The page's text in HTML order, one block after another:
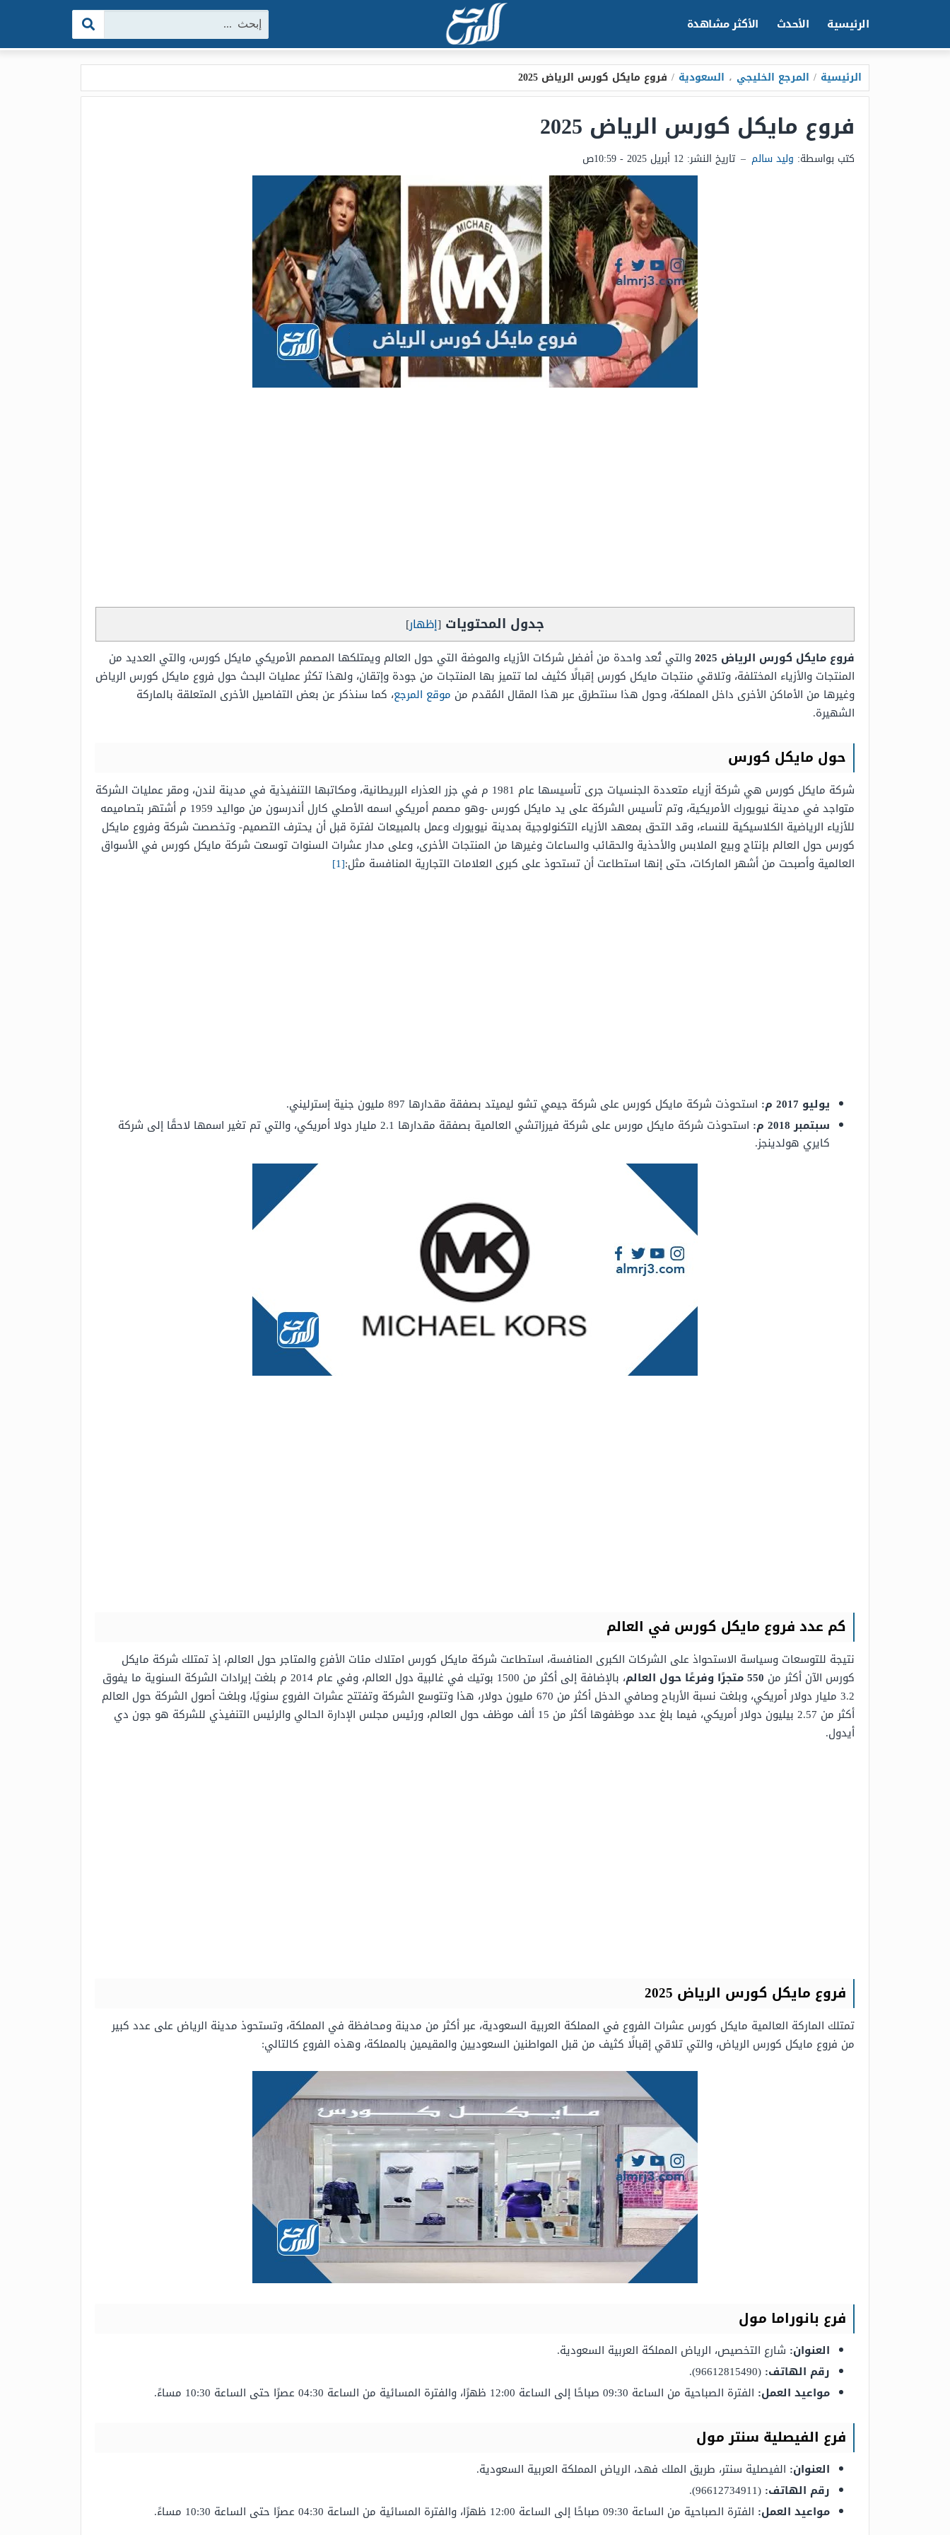
الرئيسية الأحدث الأكثر مشاهدة البحث:
الرئيسية / المرجع الخليجي ، السعودية / فروع مايكل كورس الرياض 2025
فروع مايكل كورس الرياض 2025
كتب بواسطة: وليد سالم – تاريخ النشر: 12 أبريل 2025 - 10:59ص
جدول المحتويات [إظهار]
فروع مايكل كورس الرياض 2025
والتي تُعد واحدة من أفضل شركات الأزياء والموضة التي حول العالم ويمتلكها المصمم الأمريكي مايكل كورس، والتي العديد من
المنتجات والأزياء المختلفة، وتلاقي منتجات مايكل كورس إقبالًا كثيف لما تتميز بها المنتجات من جودة وإتقان، ولهذا تكثر عمليات البحث حول فروع مايكل كورس الرياض
وغيرها من الأماكن الأخرى داخل المملكة، وحول هذا سنتطرق عبر هذا المقال المُقدم من موقع المرجع، كما سنذكر عن بعض التفاصيل الأخرى المتعلقة بالماركة
الشهيرة.
حول مايكل كورس
شركة مايكل كورس هي شركة أزياء متعددة الجنسيات جرى تأسيسها عام 1981 م في جزر العذراء البريطانية، ومكاتبها التنفيذية في مدينة لندن، ومقر عمليات الشركة
متواجد في مدينة نيويورك الأمريكية، وتم تأسيس الشركة على يد مايكل كورس -وهو مصمم أمريكي اسمه الأصلي كارل أندرسون من مواليد 1959 م أشتهر بتصاميمه
للأزياء الرياضية الكلاسيكية للنساء، وقد التحق بمعهد الأزياء التكنولوجية بمدينة نيويورك وعمل بالمبيعات لفترة قبل أن يحترف التصميم- وتخصصت شركة وفروع مايكل
كورس حول العالم بإنتاج وبيع الملابس والأحذية والحقائب والساعات وغيرها من المنتجات الأخرى، وعلى مدار عشرات السنوات توسعت شركة مايكل كورس في الأسواق
العالمية وأصبحت من أشهر الماركات، حتى إنها استطاعت أن تستحوذ على كبرى العلامات التجارية المنافسة مثل:[1]
يوليو 2017 م:
استحوذت شركة مايكل كورس على شركة جيمي تشو ليميتد بصفقة مقدارها 897 مليون جنية إسترليني.
سبتمبر 2018 م:
استحوذت شركة مايكل مورس على شركة فيرزاتشي العالمية بصفقة مقدارها 2.1 مليار دولا أمريكي، والتي تم تغير اسمها لاحقًا إلى شركة
كايري هولدينجز.
كم عدد فروع مايكل كورس في العالم
نتيجة للتوسعات وسياسة الاستحواذ على الشركات الكبرى المنافسة، استطاعت شركة مايكل كورس امتلاك مئات الأفرع والمتاجر حول العالم، إذ تمتلك شركة مايكل
كورس الآن أكثر من
، بالإضافة إلى أكثر من 1500 بوتيك في غالبية دول العالم، وفي عام 2014 م بلغت إيرادات الشركة السنوية ما يفوق
3.2 مليار دولار أمريكي، وبلغت نسبة الأرباح وصافي الدخل أكثر من 670 مليون دولار، هذا وتتوسع الشركة وتفتتح عشرات الفروع سنويًا، وبلغت أصول الشركة حول العالم
أكثر من 2.57 بيليون دولار أمريكي، فيما بلغ عدد موظفوها أكثر من 15 ألف موظف حول العالم، ورئيس مجلس الإدارة الحالي والرئيس التنفيذي للشركة هو جون دي
أيدول.
فروع مايكل كورس الرياض 2025
تمتلك الماركة العالمية مايكل كورس عشرات الفروع في المملكة العربية السعودية، عبر أكثر من مدينة ومحافظة في المملكة، وتستحوذ مدينة الرياض على عدد كبير
من فروع مايكل كورس الرياض، والتي تلاقي إقبالًا كثيف من قبل المواطنين السعوديين والمقيمين بالمملكة، وهذه الفروع كالتالي:
فرع بانوراما مول
العنوان: شارع التخصيص، الرياض المملكة العربية السعودية.
رقم الهاتف: (96612815490).
مواعيد العمل: الفترة الصباحية من الساعة 09:30 صباحًا إلى الساعة 12:00 ظهرًا، والفترة المسائية من الساعة 04:30 عصرًا حتى الساعة 10:30 مساءً.
فرع الفيصلية سنتر مول
العنوان: الفيصلية سنتر، طريق الملك فهد، الرياض المملكة العربية السعودية.
رقم الهاتف: (96612734911).
مواعيد العمل: الفترة الصباحية من الساعة 09:30 صباحًا إلى الساعة 12:00 ظهرًا، والفترة المسائية من الساعة 04:30 عصرًا حتى الساعة 10:30 مساءً.